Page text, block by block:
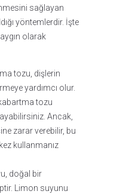
sağlayan
yöntemlerdir. İşte
olarak
tozu, dişlerin
yardımcı olur.
tozu
Ancak,
zarar verebilir, bu
kullanmanız
doğal bir
Limon suyunu